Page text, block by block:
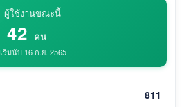
ผู้ใช้งานขณะนี้
42 คน
เริ่มนับ 16 ก.ย. 2565
811